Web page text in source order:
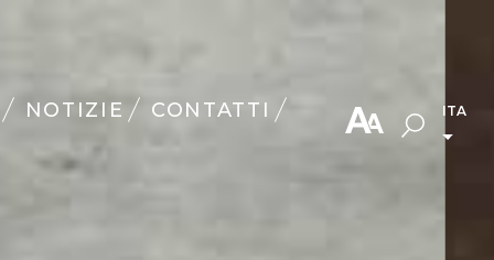
NOTIZIE CONTATTI ITA